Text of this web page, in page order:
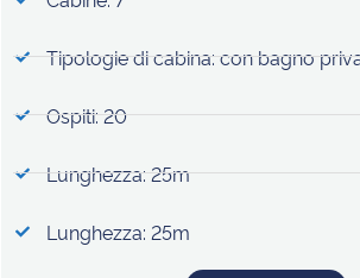
Tipologie di cabina: con bagno
Ospiti: 20
Lunghezza: 25m
Lunghezza: 25m